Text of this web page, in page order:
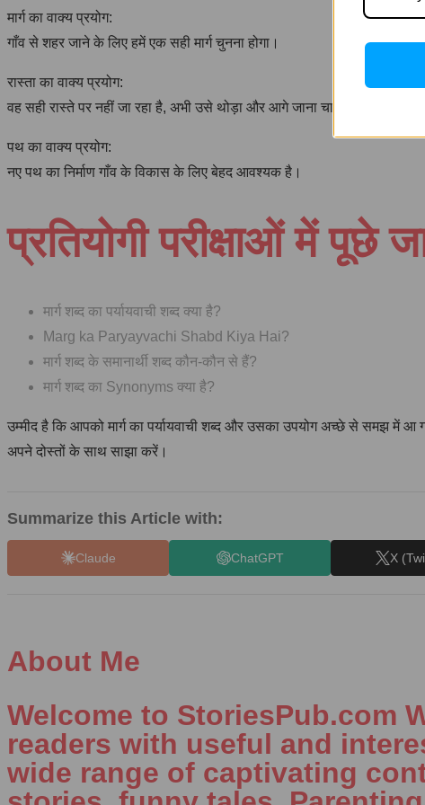
मार्ग का वाक्य प्रयोग:
गाँव से शहर जाने के लिए हमें एक सही मार्ग चुनना होगा।
रास्ता का वाक्य प्रयोग:
वह सही रास्ते पर नहीं जा रहा है, अभी उसे थोड़ा और आगे जाना चाहिए।
पथ का वाक्य प्रयोग:
नए पथ का निर्माण गाँव के विकास के लिए बेहद आवश्यक है।
प्रतियोगी परीक्षाओं में पूछे
मार्ग शब्द का पर्यायवाची शब्द क्या है?
Marg ka Paryayvachi Shabd Kiya Hai?
मार्ग शब्द के समानार्थी शब्द कौन-कौन से हैं?
मार्ग शब्द का Synonyms क्या है?
उम्मीद है कि आपको मार्ग का पर्यायवाची शब्द और उसका उपयोग अच्छे से समझ में
अपने दोस्तों के साथ साझा करें।
Summarize this Article with:
Claude ChatGPT X
About Me
Welcome to StoriesPub.com
readers with useful and
wide range of captivating